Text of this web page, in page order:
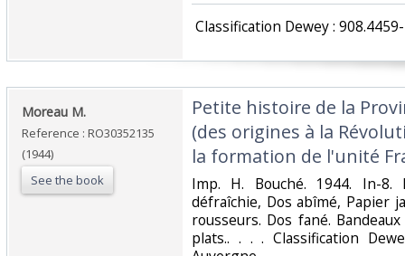
Classification Dewey :
‎Moreau M.‎
Reference : RO30352135
(1944)
See the book
‎Petite histoire de la
(des origines à la
la formation de l'unité
‎Imp. H. Bouché. 1944. In-8.
défraîchie, Dos abîmé, Papier
rousseurs. Dos fané.
plats.. . . . Classification